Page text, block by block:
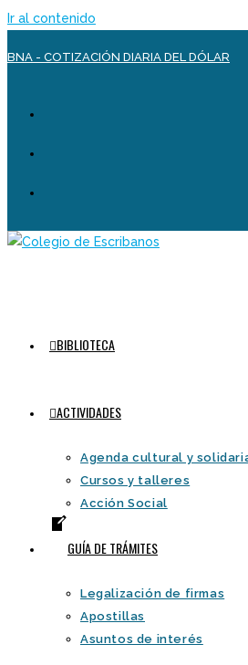
Ir al contenido
BNA - COTIZACIÓN DIARIA DEL DÓLAR
BIBLIOTECA
ACTIVIDADES
Agenda cultural y
Cursos y talleres
Acción Social
GUÍA DE TRÁMITES
Legalización de firmas
Apostillas
Asuntos de interés